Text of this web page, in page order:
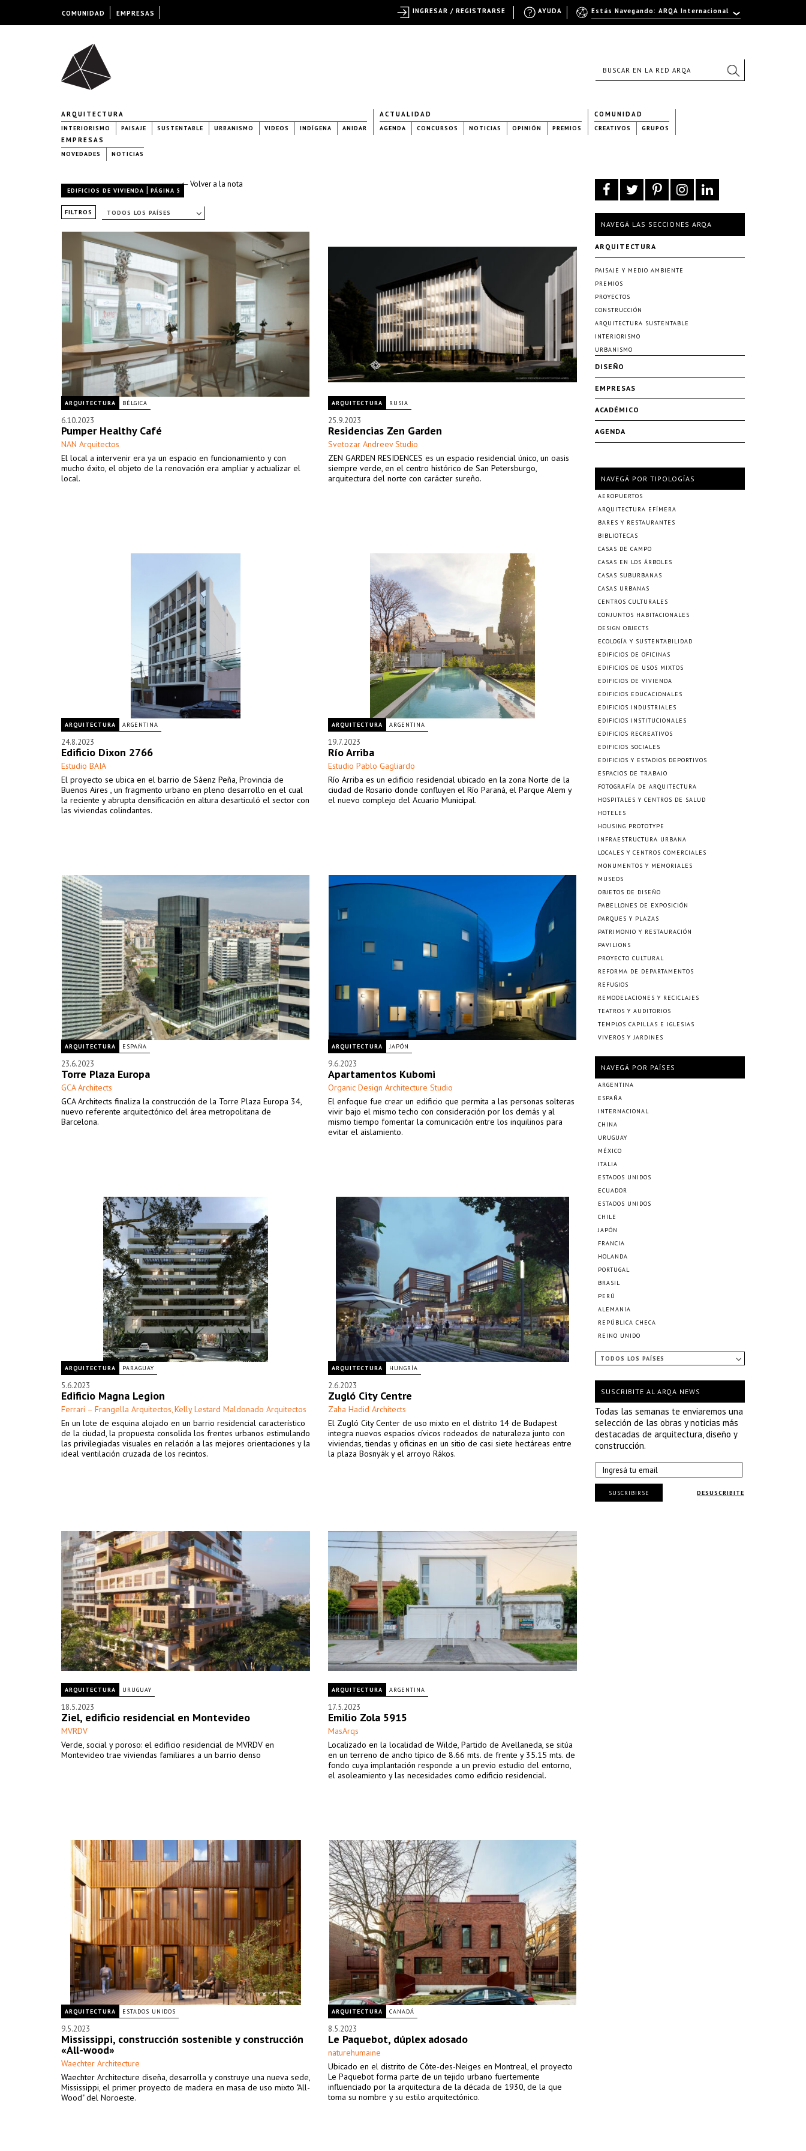
ARQUITECTURA
INTERIORISMO PAISAJE SUSTENTABLE URBANISMO VIDEOS INDÍGENA ANIDAR
ACTUALIDAD
AGENDA CONCURSOS NOTICIAS OPINIÓN PREMIOS
COMUNIDAD
CREATIVOS GRUPOS
EMPRESAS
NOVEDADES NOTICIAS
← Volver a la nota
EDIFICIOS DE VIVIENDA | PÁGINA 5
FILTROS TODOS LOS PAÍSES
ARQUITECTURA BÉLGICA
6.10.2023
Pumper Healthy Café
NAN Arquitectos
El local a intervenir era ya un espacio en funcionamiento y con
mucho éxito, el objeto de la renovación era ampliar y actualizar el
local.
ARQUITECTURA RUSIA
25.9.2023
Residencias Zen Garden
Svetozar Andreev Studio
ZEN GARDEN RESIDENCES es un espacio residencial único, un oasis
siempre verde, en el centro histórico de San Petersburgo,
arquitectura del norte con carácter sureño.
ARQUITECTURA ARGENTINA
24.8.2023
Edificio Dixon 2766
Estudio BAIA
El proyecto se ubica en el barrio de Sáenz Peña, Provincia de
Buenos Aires , un fragmento urbano en pleno desarrollo en el cual
la reciente y abrupta densificación en altura desarticuló el sector con
las viviendas colindantes.
ARQUITECTURA ARGENTINA
19.7.2023
Río Arriba
Estudio Pablo Gagliardo
Río Arriba es un edificio residencial ubicado en la zona Norte de la
ciudad de Rosario donde confluyen el Río Paraná, el Parque Alem y
el nuevo complejo del Acuario Municipal.
ARQUITECTURA ESPAÑA
23.6.2023
Torre Plaza Europa
GCA Architects
GCA Architects finaliza la construcción de la Torre Plaza Europa 34,
nuevo referente arquitectónico del área metropolitana de
Barcelona.
ARQUITECTURA JAPÓN
9.6.2023
Apartamentos Kubomi
Organic Design Architecture Studio
El enfoque fue crear un edificio que permita a las personas solteras
vivir bajo el mismo techo con consideración por los demás y al
mismo tiempo fomentar la comunicación entre los inquilinos para
evitar el aislamiento.
ARQUITECTURA PARAGUAY
5.6.2023
Edificio Magna Legion
Ferrari – Frangella Arquitectos, Kelly Lestard Maldonado Arquitectos
En un lote de esquina alojado en un barrio residencial característico
de la ciudad, la propuesta consolida los frentes urbanos estimulando
las privilegiadas visuales en relación a las mejores orientaciones y la
ideal ventilación cruzada de los recintos.
ARQUITECTURA HUNGRÍA
2.6.2023
Zugló City Centre
Zaha Hadid Architects
El Zugló City Center de uso mixto en el distrito 14 de Budapest
integra nuevos espacios cívicos rodeados de naturaleza junto con
viviendas, tiendas y oficinas en un sitio de casi siete hectáreas entre
la plaza Bosnyák y el arroyo Rákos.
ARQUITECTURA URUGUAY
18.5.2023
Ziel, edificio residencial en Montevideo
MVRDV
Verde, social y poroso: el edificio residencial de MVRDV en
Montevideo trae viviendas familiares a un barrio denso
ARQUITECTURA ARGENTINA
17.5.2023
Emilio Zola 5915
MasArqs
Localizado en la localidad de Wilde, Partido de Avellaneda, se sitúa
en un terreno de ancho típico de 8.66 mts. de frente y 35.15 mts. de
fondo cuya implantación responde a un previo estudio del entorno,
el asoleamiento y las necesidades como edificio residencial.
ARQUITECTURA ESTADOS UNIDOS
9.5.2023
Mississippi, construcción sostenible y construcción
«All-wood»
Waechter Architecture
Waechter Architecture diseña, desarrolla y construye una nueva sede,
Mississippi, el primer proyecto de madera en masa de uso mixto "All-
Wood" del Noroeste.
ARQUITECTURA CANADÁ
8.5.2023
Le Paquebot, dúplex adosado
naturehumaine
Ubicado en el distrito de Côte-des-Neiges en Montreal, el proyecto
Le Paquebot forma parte de un tejido urbano fuertemente
influenciado por la arquitectura de la década de 1930, de la que
toma su nombre y su estilo arquitectónico.
NAVEGÁ LAS SECCIONES ARQA
ARQUITECTURA
PAISAJE Y MEDIO AMBIENTE
PREMIOS
PROYECTOS
CONSTRUCCIÓN
ARQUITECTURA SUSTENTABLE
INTERIORISMO
URBANISMO
DISEÑO
EMPRESAS
ACADÉMICO
AGENDA
NAVEGÁ POR TIPOLOGÍAS
AEROPUERTOS
ARQUITECTURA EFÍMERA
BARES Y RESTAURANTES
BIBLIOTECAS
CASAS DE CAMPO
CASAS EN LOS ÁRBOLES
CASAS SUBURBANAS
CASAS URBANAS
CENTROS CULTURALES
CONJUNTOS HABITACIONALES
DESIGN OBJECTS
ECOLOGÍA Y SUSTENTABILIDAD
EDIFICIOS DE OFICINAS
EDIFICIOS DE USOS MIXTOS
EDIFICIOS DE VIVIENDA
EDIFICIOS EDUCACIONALES
EDIFICIOS INDUSTRIALES
EDIFICIOS INSTITUCIONALES
EDIFICIOS RECREATIVOS
EDIFICIOS SOCIALES
EDIFICIOS Y ESTADIOS DEPORTIVOS
ESPACIOS DE TRABAJO
FOTOGRAFÍA DE ARQUITECTURA
HOSPITALES Y CENTROS DE SALUD
HOTELES
HOUSING PROTOTYPE
INFRAESTRUCTURA URBANA
LOCALES Y CENTROS COMERCIALES
MONUMENTOS Y MEMORIALES
MUSEOS
OBJETOS DE DISEÑO
PABELLONES DE EXPOSICIÓN
PARQUES Y PLAZAS
PATRIMONIO Y RESTAURACIÓN
PAVILIONS
PROYECTO CULTURAL
REFORMA DE DEPARTAMENTOS
REFUGIOS
REMODELACIONES Y RECICLAJES
TEATROS Y AUDITORIOS
TEMPLOS CAPILLAS E IGLESIAS
VIVEROS Y JARDINES
NAVEGÁ POR PAÍSES
ARGENTINA
ESPAÑA
INTERNACIONAL
CHINA
URUGUAY
MÉXICO
ITALIA
ESTADOS UNIDOS
ECUADOR
ESTADOS UNIDOS
CHILE
JAPÓN
FRANCIA
HOLANDA
PORTUGAL
BRASIL
PERÚ
ALEMANIA
REPÚBLICA CHECA
REINO UNIDO
TODOS LOS PAÍSES
SUSCRIBITE AL ARQA NEWS
Todas las semanas te enviaremos una
selección de las obras y noticias más
destacadas de arquitectura, diseño y
construcción.
DESUSCRIBITE
SUSCRIBIRSE
COMUNIDAD EMPRESAS Estás Navegando: ARQA Internacional
AYUDA
INGRESAR / REGISTRARSE